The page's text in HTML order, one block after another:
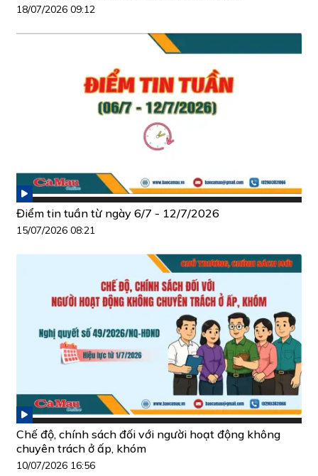
18/07/2026 09:12
Điểm tin tuần từ ngày 6/7 - 12/7/2026
15/07/2026 08:21
Chế độ, chính sách đối với người hoạt động không
chuyên trách ở ấp, khóm
10/07/2026 16:56